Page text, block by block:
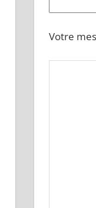
Votre